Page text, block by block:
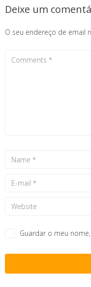
Deixe um
O seu endereço de email
Guardar o meu